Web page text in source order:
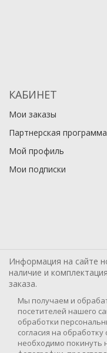
КАБИНЕТ
Мои заказы
Партнерская программа
Мой профиль
Мои подписки
Информация на сайте
наличие и
заказа.
Мы получаем и
посетителей нашего
обработки
согласия на
необходимо покинуть